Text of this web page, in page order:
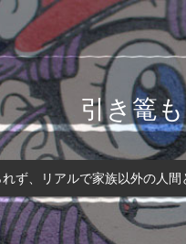
引き篭
ず、リアルで家族以外の人